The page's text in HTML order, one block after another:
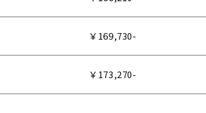
￥169,730-
￥173,270-